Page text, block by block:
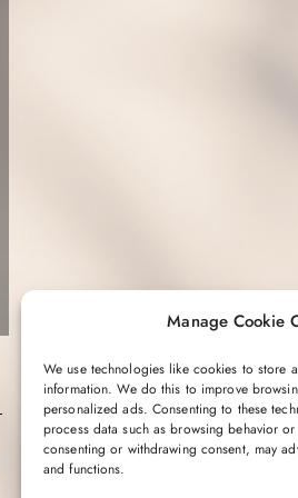
Manage Cookie
We use technologies like cookies to store
information. We do this to improve
personalized ads. Consenting to these
process data such as browsing behavior
consenting or withdrawing consent, may
and functions.